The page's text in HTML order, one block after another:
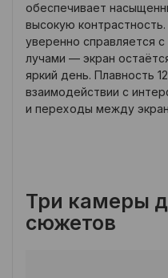
обеспечивает
высокую
уверенно справляется
лучами — экран
яркий день. Плавность
взаимодействии с
и переходы между
Три камеры
сюжетов